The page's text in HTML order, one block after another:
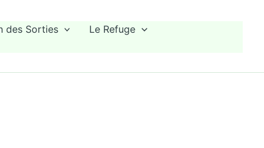
des Sorties
Le Refuge